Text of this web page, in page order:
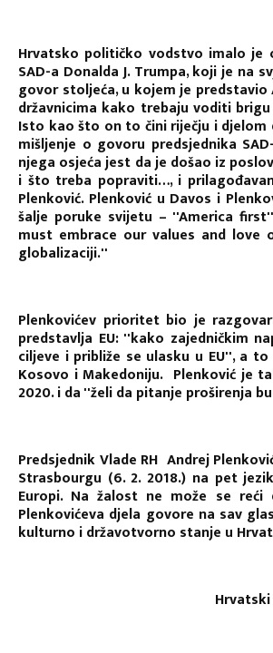
Hrvatsko političko vodstvo imalo je
SAD-a Donalda J. Trumpa, koji je na
govor stoljeća, u kojem je
državnicima kako trebaju voditi
Isto kao što on to čini riječju i djelom
mišljenje o govoru predsjednika
njega osjeća jest da je došao iz
i što treba popraviti…, i
Plenković. Plenković u Davos i
šalje poruke svijetu – ''America
must embrace our values and love
globalizaciji.''
Plenkovićev prioritet bio je
predstavlja EU: ''kako zajedničkim
ciljeve i približe se ulasku u EU'', a
Kosovo i Makedoniju. Plenković je
2020. i da ''želi da pitanje proširenja
Predsjednik Vlade RH Andrej
Strasbourgu (6. 2. 2018.) na pet
Europi. Na žalost ne može se
Plenkovićeva djela govore na sav
kulturno i državotvorno stanje u